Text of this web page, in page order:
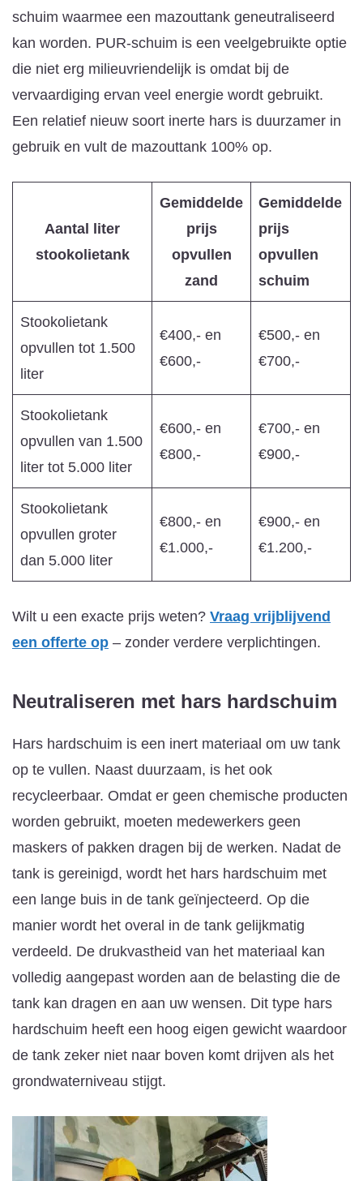
schuim waarmee een mazouttank geneutraliseerd
kan worden. PUR-schuim is een veelgebruikte optie
die niet erg milieuvriendelijk is omdat bij de
vervaardiging ervan veel energie wordt gebruikt.
Een relatief nieuw soort inerte hars is duurzamer in
gebruik en vult de mazouttank 100% op.
Aantal liter
stookolietank
Gemiddelde
prijs
opvullen
zand
Gemiddelde
prijs
opvullen
schuim
Stookolietank
opvullen tot 1.500
liter
€400,- en
€600,-
€500,- en
€700,-
Stookolietank
opvullen van 1.500
liter tot 5.000 liter
€600,- en
€800,-
€700,- en
€900,-
Stookolietank
opvullen groter
dan 5.000 liter
€800,- en
€1.000,-
€900,- en
€1.200,-
Wilt u een exacte prijs weten? Vraag vrijblijvend
een offerte op – zonder verdere verplichtingen.
Neutraliseren met hars hardschuim
Hars hardschuim is een inert materiaal om uw tank
op te vullen. Naast duurzaam, is het ook
recycleerbaar. Omdat er geen chemische producten
worden gebruikt, moeten medewerkers geen
maskers of pakken dragen bij de werken. Nadat de
tank is gereinigd, wordt het hars hardschuim met
een lange buis in de tank geïnjecteerd. Op die
manier wordt het overal in de tank gelijkmatig
verdeeld. De drukvastheid van het materiaal kan
volledig aangepast worden aan de belasting die de
tank kan dragen en aan uw wensen. Dit type hars
hardschuim heeft een hoog eigen gewicht waardoor
de tank zeker niet naar boven komt drijven als het
grondwaterniveau stijgt.